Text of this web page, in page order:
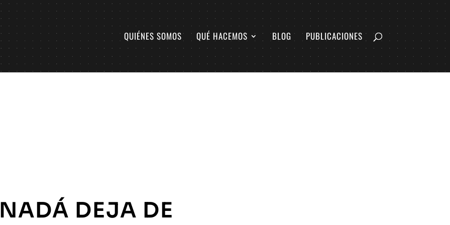
QUIÉNES SOMOS QUÉ HACEMOS BLOG PUBLICACIONES
DEJA DE